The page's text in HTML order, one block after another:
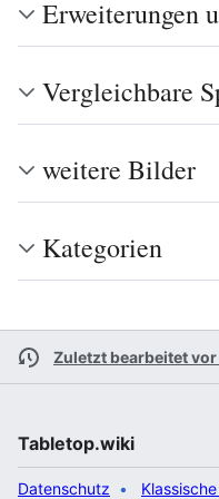
Erweiterungen
Vergleichbare
weitere Bilder
Kategorien
Zuletzt bearbeitet vor
Tabletop.wiki
Datenschutz